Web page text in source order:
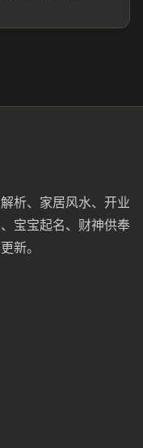
析、家居风水、开业
宝宝起名、财神供奉
新。